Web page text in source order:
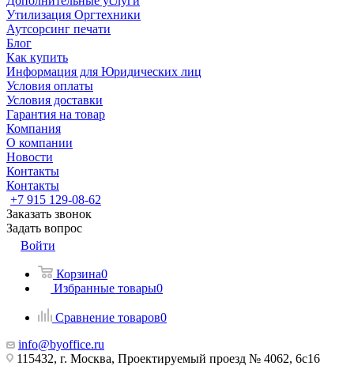
Утилизация Оргтехники
Аутсорсинг печати
Блог
Как купить
Информация для Юридических лиц
Условия оплаты
Условия доставки
Гарантия на товар
Компания
О компании
Новости
Контакты
Контакты
+7 915 129-08-62
Заказать звонок
Задать вопрос
Войти
Корзина0
Избранные товары0
Сравнение товаров0
info@byoffice.ru
115432, г. Москва, Проектируемый проезд № 4062, 6с16